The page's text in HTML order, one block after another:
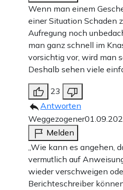
Wenn man einem
einer Situation Schaden
Aufregung noch
man ganz schnell im
vorsichtig vor, wird man
Deshalb sehen viele
23
Antworten
Weggezogener
Melden
„Wie kann es angehen,
vermutlich auf
wieder verschweigen
Berichteschreiber